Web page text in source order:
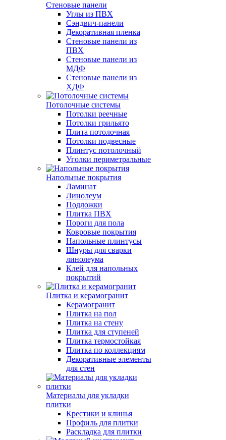
Стеновые панели
Углы из ПВХ
Сэндвич-панели
Декоративная пленка
Стеновые панели из
ПВХ
Стеновые панели из
МДФ
Стеновые панели из
ХДФ
Потолочные системы
Потолки реечные
Потолки грильято
Плита потолочная
Потолки подвесные
Плинтус потолочный
Уголки периметральные
Напольные покрытия
Ламинат
Линолеум
Подложки
Плитка ПВХ
Пороги для пола
Ковровые покрытия
Напольные плинтусы
Шнуры для сварки
линолеума
Клей для напольных
покрытий
Плитка и керамогранит
Керамогранит
Плитка на пол
Плитка на стену
Плитка для ступеней
Плитка термостойкая
Плитка по коллекциям
Декоративные элементы
для стен
Материалы для укладки
плитки
Крестики и клинья
Профиль для плитки
Раскладка для плитки